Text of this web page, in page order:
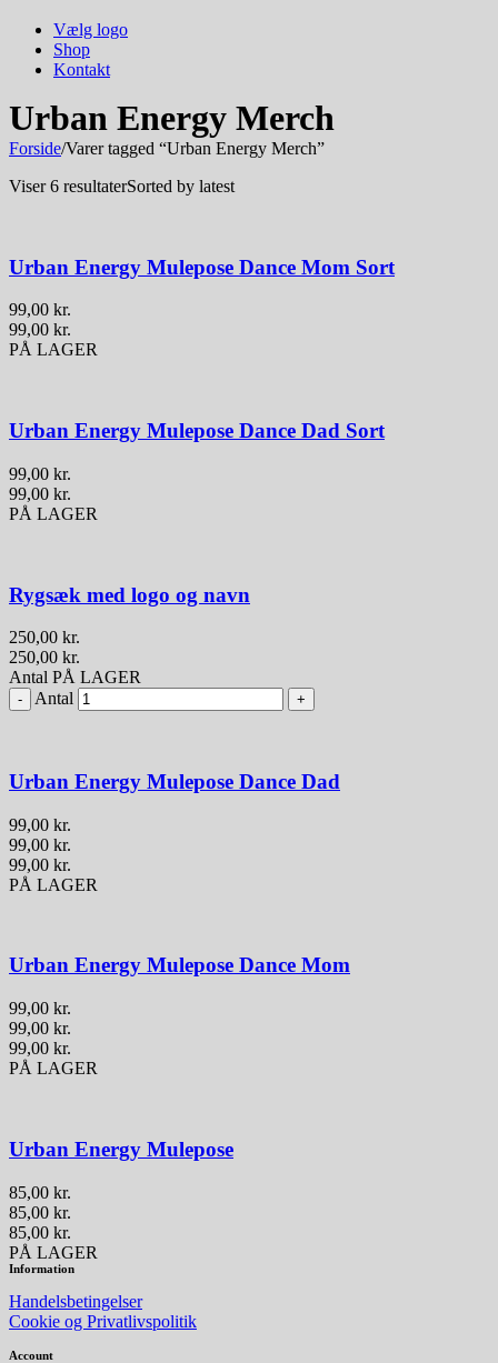
Vælg logo
Shop
Kontakt
Urban Energy Merch
Forside/Varer tagged “Urban Energy Merch”
Viser 6 resultaterSorted by latest
Urban Energy Mulepose Dance Mom Sort
99,00 kr.
99,00 kr.
PÅ LAGER
Urban Energy Mulepose Dance Dad Sort
99,00 kr.
99,00 kr.
PÅ LAGER
Rygsæk med logo og navn
250,00 kr.
250,00 kr.
Antal PÅ LAGER
Antal
Urban Energy Mulepose Dance Dad
99,00 kr.
99,00 kr.
99,00 kr.
PÅ LAGER
Urban Energy Mulepose Dance Mom
99,00 kr.
99,00 kr.
99,00 kr.
PÅ LAGER
Urban Energy Mulepose
85,00 kr.
85,00 kr.
85,00 kr.
PÅ LAGER
Information
Handelsbetingelser
Cookie og Privatlivspolitik
Account